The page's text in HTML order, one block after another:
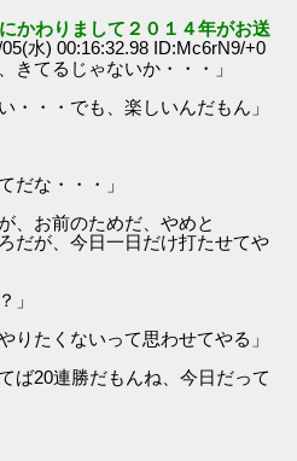
かわりまして２０１４年がお送
水) 00:16:32.98 ID:Mc6rN9/+0
きてるじゃないか・・・」
・・・でも、楽しいんだもん」
だな・・・」
、お前のためだ、やめと
だが、今日一日だけ打たせてや
」
りたくないって思わせてやる」
ば20連勝だもんね、今日だって